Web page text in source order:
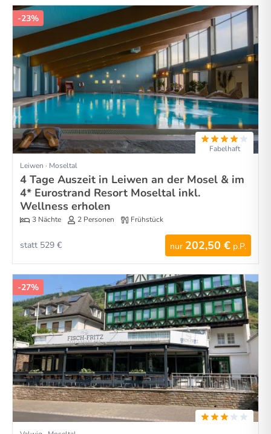
-23%
Fabelhaft
Leiwen · Moseltal
4 Tage Auszeit in Leiwen an der Mosel & im
4* Eurostrand Resort Moseltal inkl.
Wellness erholen
3 Nächte 2 Personen Frühstück
nur 202,50 € p.P.
statt 529 €
-27%